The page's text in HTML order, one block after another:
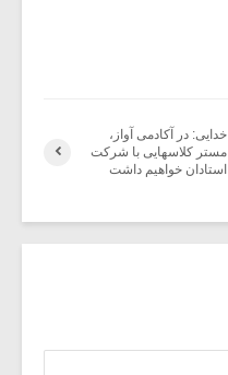
خدایی: در آکادمی آواز،
مستر کلاسهایی با شرکت
استادان خواهیم داشت